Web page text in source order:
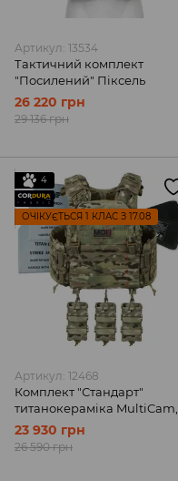
Артикул: 13534
Тактичний комплект
"Посилений" Піксель
26 220 грн
29 136 грн
4
ОЧІКУЄТЬСЯ 1 КЛАС З 17.08
Артикул: 12468
Комплект "Стандарт"
титанокераміка MultiCam,
MOLLI
23 930 грн
26 590 грн